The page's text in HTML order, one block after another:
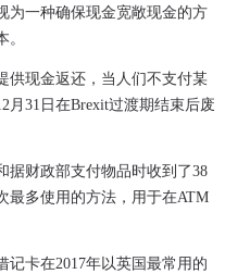
为一种确保现金宽敞现金的方
供现金返还，当人们不支付某
月31日在Brexit过渡期结束后废
据财政部支付物品时收到了38
最多使用的方法，用于在ATM
记卡在2017年以英国最常用的